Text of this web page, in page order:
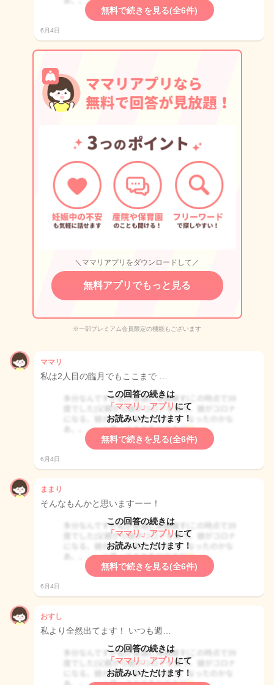
無料で続きを見る(全6件)
6月4日
＼ママリアプリをダウンロードして／
無料アプリでもっと見る
※一部プレミアム会員限定の機能もございます
ママリ
私は2人目の臨月でもここまで …
この回答の続きは
「ママリ」アプリ にて
お読みいただけます！
無料で続きを見る(全6件)
6月4日
ままり
そんなもんかと思いますーー！
この回答の続きは
「ママリ」アプリ にて
お読みいただけます！
無料で続きを見る(全6件)
6月4日
おすし
私より全然出てます！ いつも週…
この回答の続きは
「ママリ」アプリ にて
お読みいただけます！